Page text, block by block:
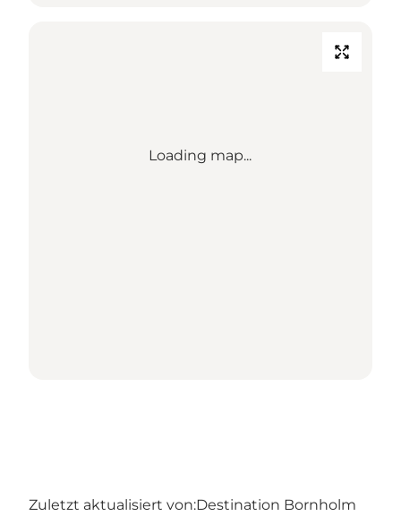
Loading map...
Zuletzt aktualisiert von:Destination Bornholm